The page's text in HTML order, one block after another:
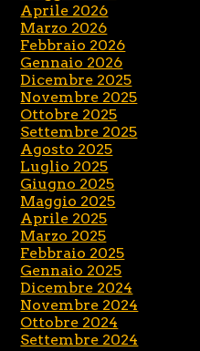
Aprile 2026
Marzo 2026
Febbraio 2026
Gennaio 2026
Dicembre 2025
Novembre 2025
Ottobre 2025
Settembre 2025
Agosto 2025
Luglio 2025
Giugno 2025
Maggio 2025
Aprile 2025
Marzo 2025
Febbraio 2025
Gennaio 2025
Dicembre 2024
Novembre 2024
Ottobre 2024
Settembre 2024